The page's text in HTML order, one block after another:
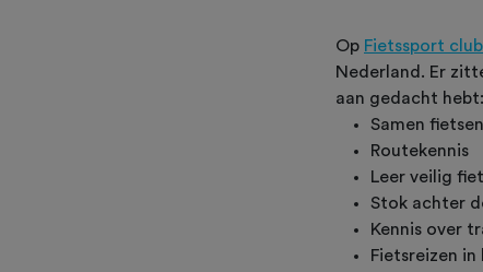
Op Fietssport
Nederland. Er
aan gedacht hebt:
Samen fietsen
Routekennis
Leer veilig
Stok achter
Kennis over
Fietsreizen